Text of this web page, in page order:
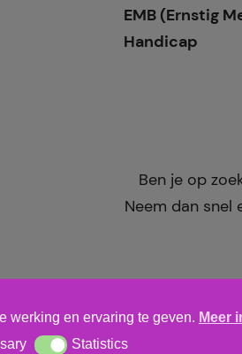
EMB (Ernstig
Handicap
Ben je op
Neem dan snel
Algemene voorwaarden,
werking en ervaring te geven. Meer
StatisticsStatistics